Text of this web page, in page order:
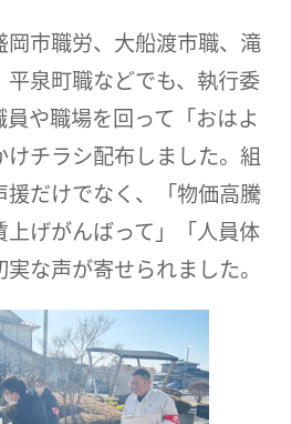
岡市職労、大船渡市職、滝
泉町職などでも、執行委
や職場を回って「おはよ
けチラシ配布しました。組
だけでなく、「物価高騰
げがんばって」「人員体
な声が寄せられました。